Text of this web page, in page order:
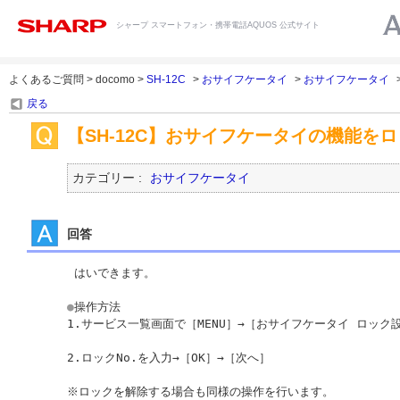
シャープ スマートフォン・携帯電話AQUOS 公式サイト
よくあるご質問 > docomo > SH-12C > おサイフケータイ > おサイフケータイ
戻る
【SH-12C】おサイフケータイの機能を
カテゴリー : おサイフケータイ
回答
はいできます。
●操作方法
1.サービス一覧画面で［MENU］→［おサイフケータイ ロック
2.ロックNo.を入力→［OK］→［次へ］
※ロックを解除する場合も同様の操作を行います。